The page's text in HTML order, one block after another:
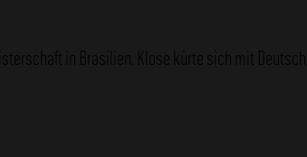
in Brasilien. Klose kürte sich mit